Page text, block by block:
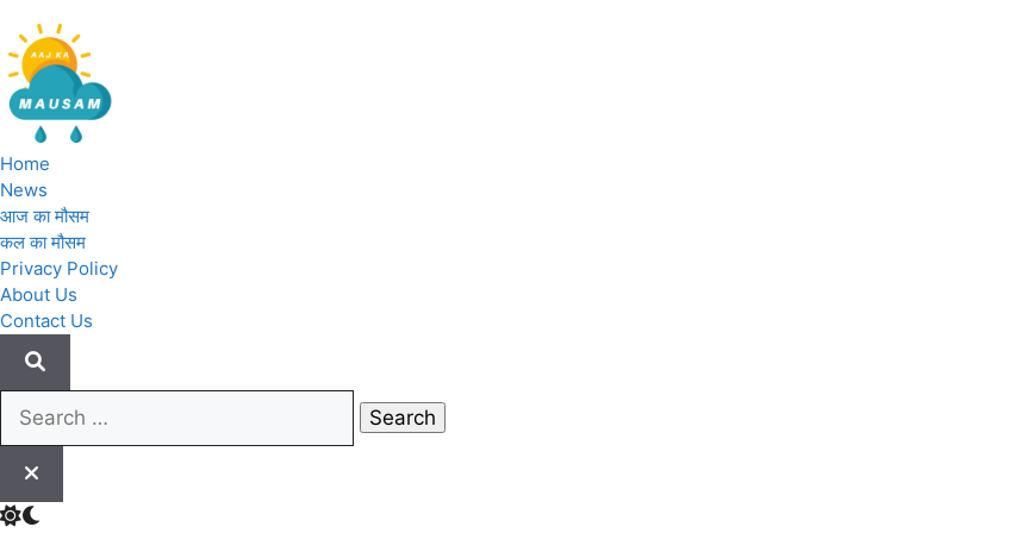
content
Aaj Ka Mausam | आज का मौसम | कल का मौसम की जानकारी
Home
News
आज का मौसम
कल का मौसम
Privacy Policy
About Us
Contact Us